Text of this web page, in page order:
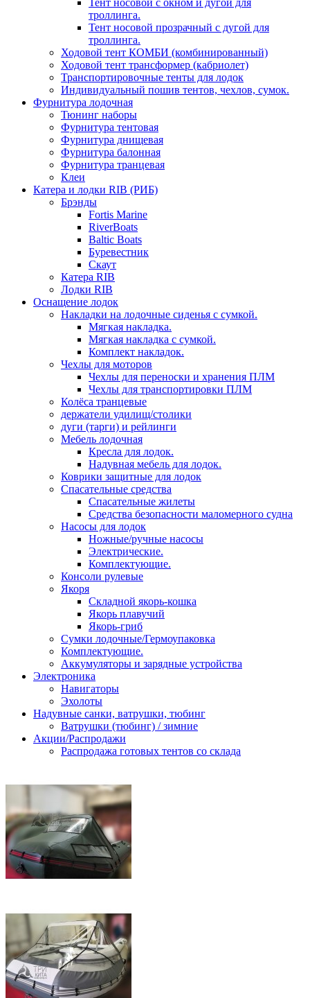
Тент носовой с окном и дугой для
троллинга.
Тент носовой прозрачный с дугой для
троллинга.
Ходовой тент КОМБИ (комбинированный)
Ходовой тент трансформер (кабриолет)
Транспортировочные тенты для лодок
Индивидуальный пошив тентов, чехлов, сумок.
Фурнитура лодочная
Тюнинг наборы
Фурнитура тентовая
Фурнитура днищевая
Фурнитура балонная
Фурнитура транцевая
Клеи
Катера и лодки RIB (РИБ)
Брэнды
Fortis Marine
RiverBoats
Baltic Boats
Буревестник
Скаут
Катера RIB
Лодки RIB
Оснащение лодок
Накладки на лодочные сиденья с сумкой.
Мягкая накладка.
Мягкая накладка с сумкой.
Комплект накладок.
Чехлы для моторов
Чехлы для переноски и хранения ПЛМ
Чехлы для транспортировки ПЛМ
Колёса транцевые
держатели удилищ/столики
дуги (тарги) и рейлинги
Мебель лодочная
Кресла для лодок.
Надувная мебель для лодок.
Коврики защитные для лодок
Спасательные средства
Спасательные жилеты
Средства безопасности маломерного судна
Насосы для лодок
Ножные/ручные насосы
Электрические.
Комплектующие.
Консоли рулевые
Якоря
Складной якорь-кошка
Якорь плавучий
Якорь-гриб
Сумки лодочные/Гермоупаковка
Комплектующие.
Аккумуляторы и зарядные устройства
Электроника
Навигаторы
Эхолоты
Надувные санки, ватрушки, тюбинг
Ватрушки (тюбинг) / зимние
Акции/Распродажи
Распродажа готовых тентов со склада